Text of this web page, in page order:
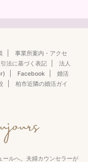
事業所案内・アクセ
法に基づく表記
法人
Facebook
婚活
柏市近隣の婚活ガイ
ールへ。夫婦カウンセラーが